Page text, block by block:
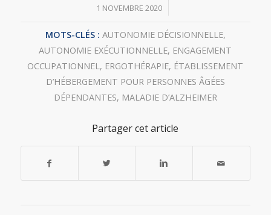
1 NOVEMBRE 2020
/
MOTS-CLÉS : AUTONOMIE DÉCISIONNELLE,
AUTONOMIE EXÉCUTIONNELLE, ENGAGEMENT
OCCUPATIONNEL, ERGOTHÉRAPIE, ÉTABLISSEMENT
D’HÉBERGEMENT POUR PERSONNES ÂGÉES
DÉPENDANTES, MALADIE D’ALZHEIMER
Partager cet article